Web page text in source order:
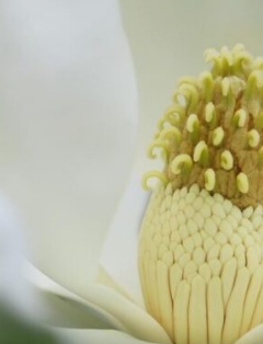
セイミヤケ【ロードゥイッセイ EDT】
オール【ジャドール EDT】
ベ【001 ウーマン EDT】
すすめの人と合うコーデ